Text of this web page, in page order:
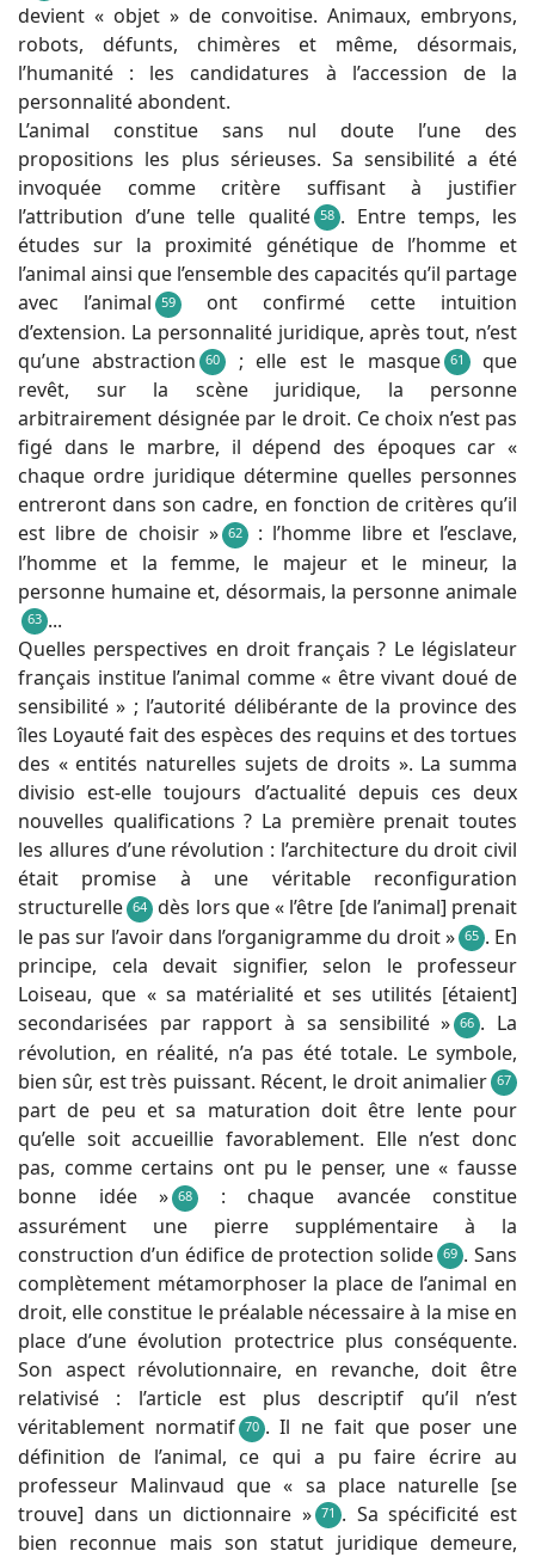
devient « objet » de convoitise. Animaux, embryons,
robots, défunts, chimères et même, désormais,
l’humanité : les candidatures à l’accession de la
personnalité abondent.
L’animal constitue sans nul doute l’une des
propositions les plus sérieuses. Sa sensibilité a été
invoquée comme critère suffisant à justifier
l’attribution d’une telle qualité 58 . Entre temps, les
études sur la proximité génétique de l’homme et
l’animal ainsi que l’ensemble des capacités qu’il partage
avec l’animal
59
ont confirmé cette intuition
d’extension. La personnalité juridique, après tout, n’est
qu’une abstraction
60 ; elle est le masque 61 que
revêt, sur la scène juridique, la personne
arbitrairement désignée par le droit. Ce choix n’est pas
figé dans le marbre, il dépend des époques car «
chaque ordre juridique détermine quelles personnes
entreront dans son cadre, en fonction de critères qu’il
est libre de choisir » 62 : l’homme libre et l’esclave,
l’homme et la femme, le majeur et le mineur, la
personne humaine et, désormais, la personne animale
63 ...
Quelles perspectives en droit français ? Le législateur
français institue l’animal comme « être vivant doué de
sensibilité » ; l’autorité délibérante de la province des
îles Loyauté fait des espèces des requins et des tortues
des « entités naturelles sujets de droits ». La summa
divisio est-elle toujours d’actualité depuis ces deux
nouvelles qualifications ? La première prenait toutes
les allures d’une révolution : l’architecture du droit civil
était promise à une véritable reconfiguration
structurelle 64 dès lors que « l’être [de l’animal] prenait
le pas sur l’avoir dans l’organigramme du droit » 65 . En
principe, cela devait signifier, selon le professeur
Loiseau, que « sa matérialité et ses utilités [étaient]
secondarisées par rapport à sa sensibilité » 66 . La
révolution, en réalité, n’a pas été totale. Le symbole,
bien sûr, est très puissant. Récent, le droit animalier 67
part de peu et sa maturation doit être lente pour
qu’elle soit accueillie favorablement. Elle n’est donc
pas, comme certains ont pu le penser, une « fausse
bonne idée » 68
: chaque avancée constitue
assurément une pierre supplémentaire à la
construction d’un édifice de protection solide 69 . Sans
complètement métamorphoser la place de l’animal en
droit, elle constitue le préalable nécessaire à la mise en
place d’une évolution protectrice plus conséquente.
Son aspect révolutionnaire, en revanche, doit être
relativisé : l’article est plus descriptif qu’il n’est
véritablement normatif 70 . Il ne fait que poser une
définition de l’animal, ce qui a pu faire écrire au
professeur Malinvaud que « sa place naturelle [se
trouve] dans un dictionnaire » 71 . Sa spécificité est
bien reconnue mais son statut juridique demeure,